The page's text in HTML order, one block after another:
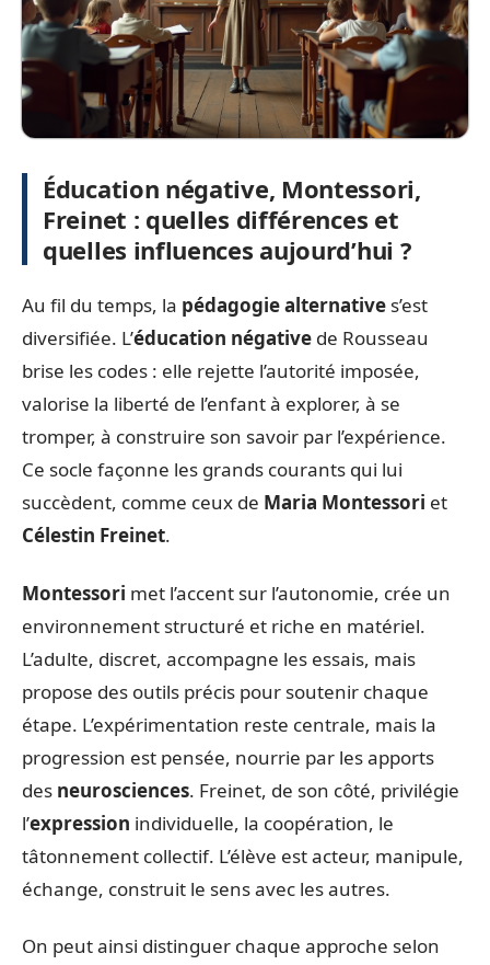
Éducation négative, Montessori,
Freinet : quelles différences et
quelles influences aujourd’hui ?
Au fil du temps, la pédagogie alternative s’est
diversifiée. L’éducation négative de Rousseau
brise les codes : elle rejette l’autorité imposée,
valorise la liberté de l’enfant à explorer, à se
tromper, à construire son savoir par l’expérience.
Ce socle façonne les grands courants qui lui
succèdent, comme ceux de Maria Montessori et
Célestin Freinet.
Montessori met l’accent sur l’autonomie, crée un
environnement structuré et riche en matériel.
L’adulte, discret, accompagne les essais, mais
propose des outils précis pour soutenir chaque
étape. L’expérimentation reste centrale, mais la
progression est pensée, nourrie par les apports
des neurosciences. Freinet, de son côté, privilégie
l’expression individuelle, la coopération, le
tâtonnement collectif. L’élève est acteur, manipule,
échange, construit le sens avec les autres.
On peut ainsi distinguer chaque approche selon